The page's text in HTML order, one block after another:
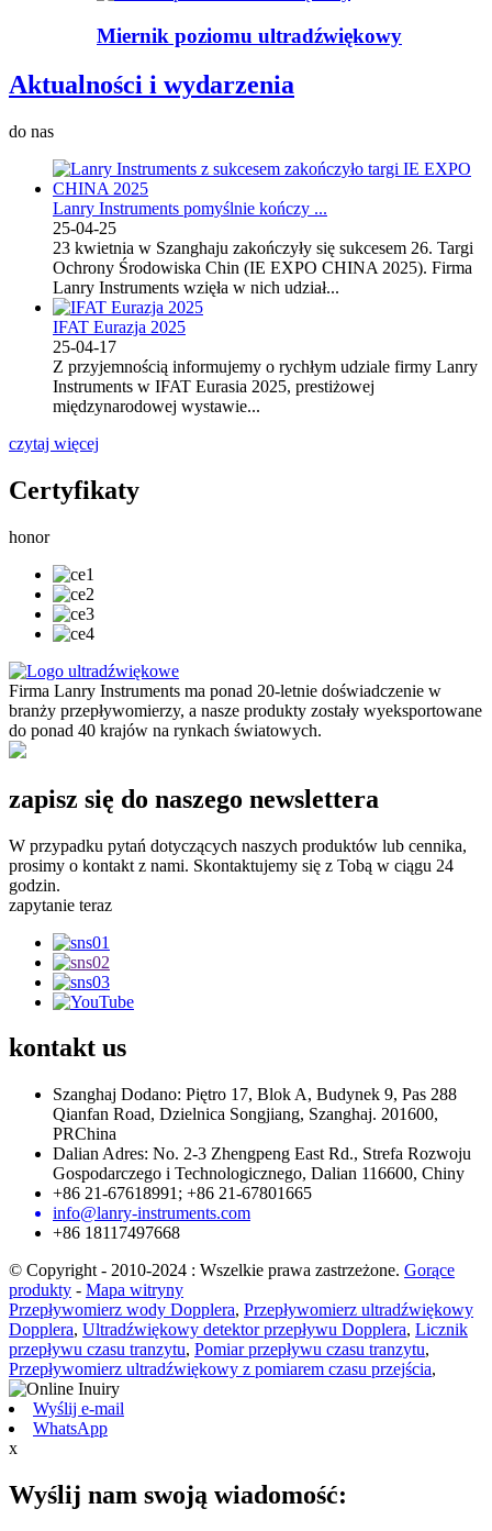
Miernik poziomu ultradźwiękowy
Aktualności i wydarzenia
do nas
Lanry Instruments pomyślnie kończy ...
25-04-25
23 kwietnia w Szanghaju zakończyły się sukcesem 26. Targi
Ochrony Środowiska Chin (IE EXPO CHINA 2025). Firma
Lanry Instruments wzięła w nich udział...
IFAT Eurazja 2025
25-04-17
Z przyjemnością informujemy o rychłym udziale firmy Lanry
Instruments w IFAT Eurasia 2025, prestiżowej
międzynarodowej wystawie...
czytaj więcej
Certyfikaty
honor
Firma Lanry Instruments ma ponad 20-letnie doświadczenie w
branży przepływomierzy, a nasze produkty zostały wyeksportowane
do ponad 40 krajów na rynkach światowych.
zapisz się do naszego newslettera
W przypadku pytań dotyczących naszych produktów lub cennika,
prosimy o kontakt z nami. Skontaktujemy się z Tobą w ciągu 24
godzin.
zapytanie teraz
kontakt us
Szanghaj Dodano: Piętro 17, Blok A, Budynek 9, Pas 288
Qianfan Road, Dzielnica Songjiang, Szanghaj. 201600,
PRChina
Dalian Adres: No. 2-3 Zhengpeng East Rd., Strefa Rozwoju
Gospodarczego i Technologicznego, Dalian 116600, Chiny
+86 21-67618991; +86 21-67801665
info@lanry-instruments.com
+86 18117497668
© Copyright - 2010-2024 : Wszelkie prawa zastrzeżone. Gorące
produkty - Mapa witryny
Przepływomierz wody Dopplera, Przepływomierz ultradźwiękowy
Dopplera, Ultradźwiękowy detektor przepływu Dopplera, Licznik
przepływu czasu tranzytu, Pomiar przepływu czasu tranzytu,
Przepływomierz ultradźwiękowy z pomiarem czasu przejścia,
Wyślij e-mail
WhatsApp
x
Wyślij nam swoją wiadomość: